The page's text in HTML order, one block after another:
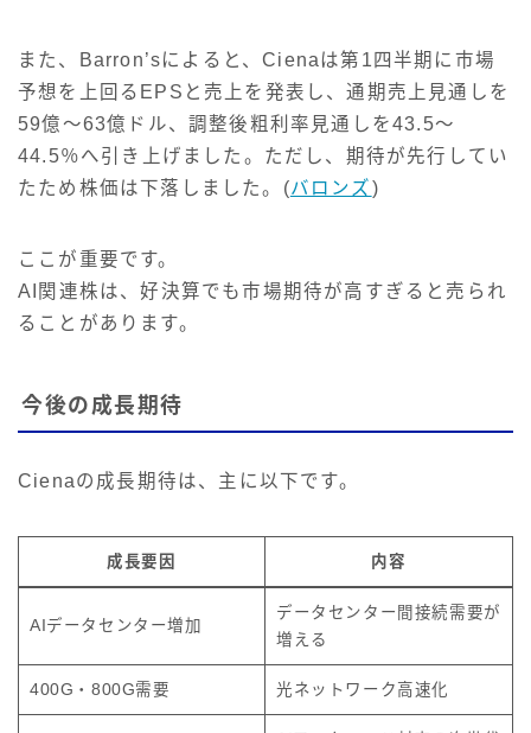
また、Barron’sによると、Cienaは第1四半期に市場
予想を上回るEPSと売上を発表し、通期売上見通しを
59億〜63億ドル、調整後粗利率見通しを43.5〜
44.5％へ引き上げました。ただし、期待が先行してい
たため株価は下落しました。(バロンズ)
ここが重要です。
AI関連株は、好決算でも市場期待が高すぎると売られ
ることがあります。
今後の成長期待
Cienaの成長期待は、主に以下です。
成長要因 内容
AIデータセンター増加
データセンター間接続需要が
増える
400G・800G需要 光ネットワーク高速化